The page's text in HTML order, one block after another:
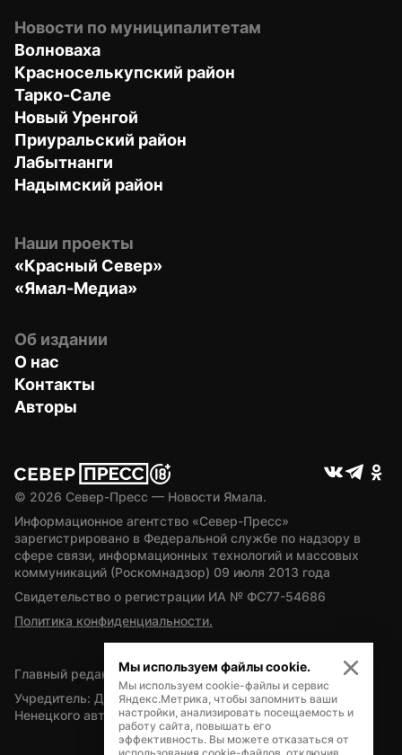
Новости по муниципалитетам
Волноваха
Красноселькупский район
Тарко-Сале
Новый Уренгой
Приуральский район
Лабытнанги
Надымский район
Наши проекты
«Красный Север»
«Ямал-Медиа»
Об издании
О нас
Контакты
Авторы
© 2026 Север-Пресс — Новости Ямала.
Информационное агентство «Север-Пресс»
зарегистрировано в Федеральной службе по надзору в
сфере связи, информационных технологий и массовых
коммуникаций (Роскомнадзор) 09 июля 2013 года
Свидетельство о регистрации ИА № ФС77-54686
Политика конфиденциальности.
Главный редактор — А.Л. Поздеев
Учредитель: Департамент внутренней политики Ямало-
Ненецкого автономного округа
Мы используем файлы cookie.
Мы используем cookie-файлы и сервис
Яндекс.Метрика, чтобы запомнить ваши
настройки, анализировать посещаемость и
работу сайта, повышать его
эффективность. Вы можете отказаться от